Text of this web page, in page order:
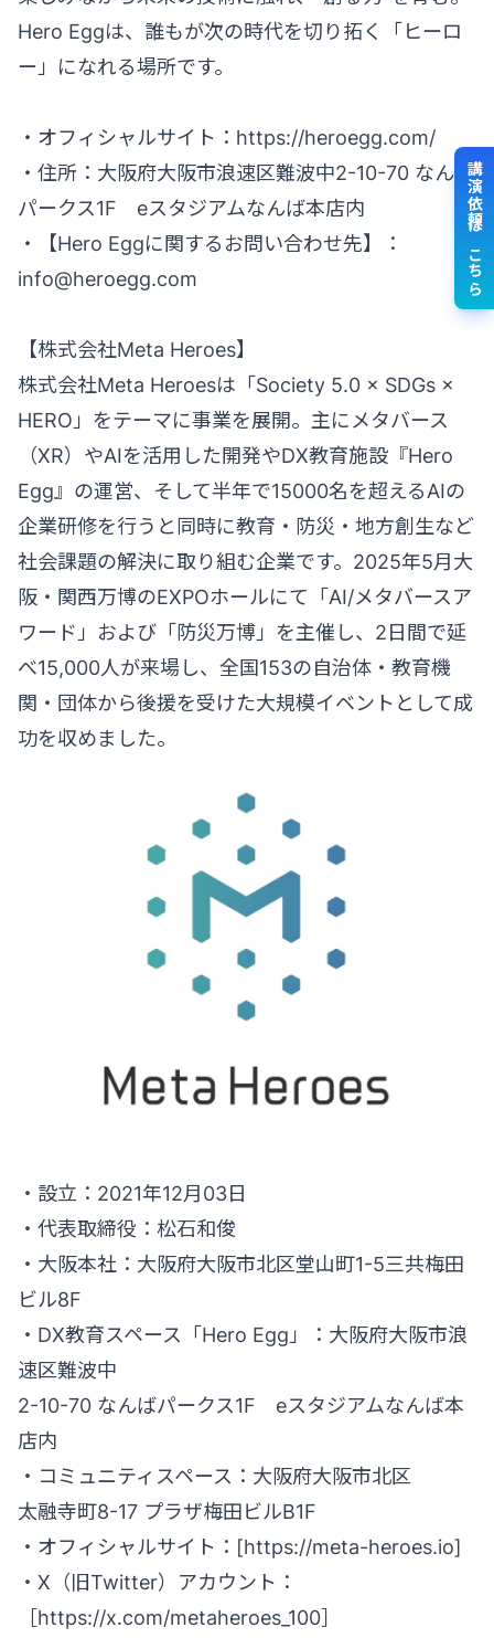
Hero Eggは、誰もが次の時代を切り拓く「ヒーロ
ー」になれる場所です。
・オフィシャルサイト： https://heroegg.com/
・住所：大阪府大阪市浪速区難波中2-10-70 なんば
パークス1F eスタジアムなんば本店内
・【Hero Eggに関するお問い合わせ先】：
info@heroegg.com
【株式会社Meta Heroes】
株式会社Meta Heroesは「Society 5.0 × SDGs ×
HERO」をテーマに事業を展開。主にメタバース
（XR）やAIを活用した開発やDX教育施設『Hero
Egg』の運営、そして半年で15000名を超えるAIの
企業研修を行うと同時に教育・防災・地方創生など
社会課題の解決に取り組む企業です。2025年5月大
阪・関西万博のEXPOホールにて「AI/メタバースア
ワード」および「防災万博」を主催し、2日間で延
べ15,000人が来場し、全国153の自治体・教育機
関・団体から後援を受けた大規模イベントとして成
功を収めました。
・設立：2021年12月03日
・代表取締役：松石和俊
・大阪本社：大阪府大阪市北区堂山町1-5三共梅田
ビル8F
・DX教育スペース「Hero Egg」：大阪府大阪市浪
速区難波中
2-10-70 なんばパークス1F eスタジアムなんば本
店内
・コミュニティスペース：大阪府大阪市北区
太融寺町8-17 プラザ梅田ビルB1F
・オフィシャルサイト：[https://meta-heroes.io]
・X（旧Twitter）アカウント：
https://x.com/metaheroes_100］
講演依頼はこちら